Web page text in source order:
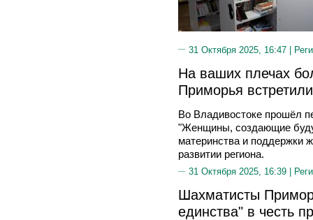
31 Октября 2025, 16:47 |
На ваших плечах
Приморья
Во Владивостоке прошёл
"Женщины, создающие
материнства и поддержки
развитии региона.
31 Октября 2025, 16:39 |
Шахматисты
единства" в честь